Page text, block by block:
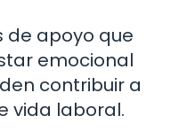
apoyo que
emocional
contribuir a
vida laboral.